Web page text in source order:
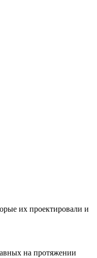
их проектировали и
на протяжении